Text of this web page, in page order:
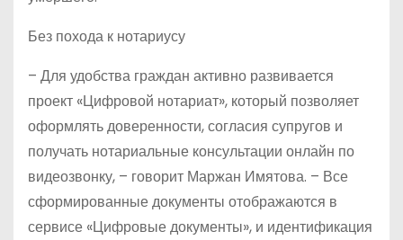
Без похода к нотариусу
– Для удобства граждан активно развивается
проект «Цифровой нотариат», который позволяет
оформлять доверенности, согласия супругов и
получать нотариальные консультации онлайн по
видеозвонку, – говорит Маржан Имятова. – Все
сформированные документы отображаются в
сервисе «Цифровые документы», и идентификация